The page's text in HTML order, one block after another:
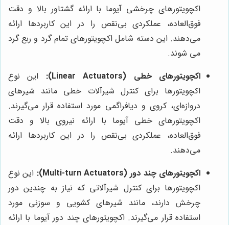
اکچویتورهای چرخشی آیوما با ارائه گشتاور بالا و دقت
فوق‌العاده، عملکردی بی‌نقص را در این کاربردها ارائه
می‌دهند. این دسته شامل اکچویتورهای تمام گرد و ربع گرد
می شوند.
اکچویتورهای خطی (Linear Actuators):
این نوع
اکچویتورها برای کنترل شیرآلات خطی مانند شیرهای
دروازه‌ای، کروی و دیافراگمی مورد استفاده قرار می‌گیرند.
اکچویتورهای خطی آیوما با ارائه نیروی بالا و دقت
فوق‌العاده، عملکردی بی‌نقص را در این کاربردها ارائه
می‌دهند.
اکچویتورهای چند دور (Multi-turn Actuators):
این نوع
اکچویتورها برای کنترل شیرآلاتی که نیاز به چندین دور
چرخش دارند، مانند شیرهای کشویی و سوزنی مورد
استفاده قرار می‌گیرند. اکچویتورهای چند دور آیوما با ارائه